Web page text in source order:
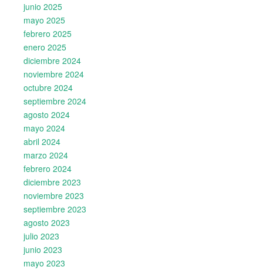
junio 2025
mayo 2025
febrero 2025
enero 2025
diciembre 2024
noviembre 2024
octubre 2024
septiembre 2024
agosto 2024
mayo 2024
abril 2024
marzo 2024
febrero 2024
diciembre 2023
noviembre 2023
septiembre 2023
agosto 2023
julio 2023
junio 2023
mayo 2023